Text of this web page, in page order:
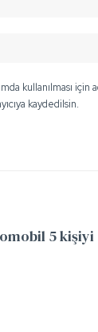
kullanılması için
kaydedilsin.
5 kişiyi